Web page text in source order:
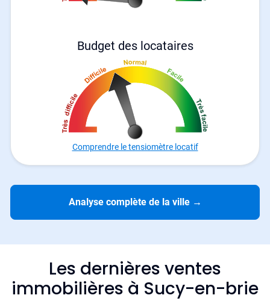
Budget des locataires
Comprendre le tensiomètre locatif
Analyse complète de la ville →
Les dernières ventes
immobilières à Sucy-en-brie